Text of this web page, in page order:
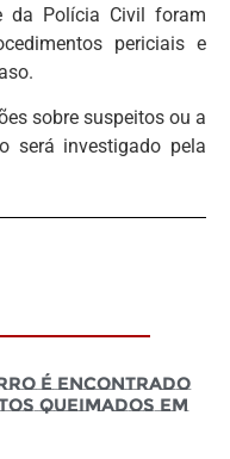
da Polícia Civil foram
periciais e
sobre suspeitos ou a
será investigado pela
é encontrado
queimados em